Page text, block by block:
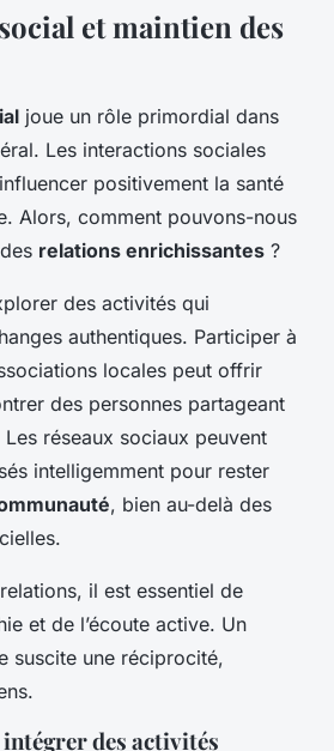
et maintien des
joue un rôle primordial dans
Les interactions sociales
positivement la santé
Alors, comment pouvons-nous
relations enrichissantes ?
des activités qui
authentiques. Participer à
locales peut offrir
des personnes partageant
réseaux sociaux peuvent
intelligemment pour rester
, bien au-delà des
il est essentiel de
et de l’écoute active. Un
suscite une réciprocité,
des activités